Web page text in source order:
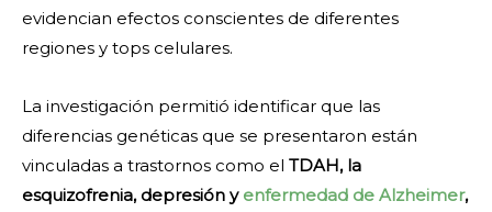
evidencian efectos conscientes de diferentes
regiones y tops celulares.
La investigación permitió identificar que las
diferencias genéticas que se presentaron están
vinculadas a trastornos como el TDAH, la
esquizofrenia, depresión y enfermedad de Alzheimer,